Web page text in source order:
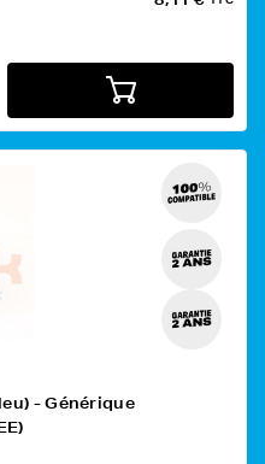
- Générique